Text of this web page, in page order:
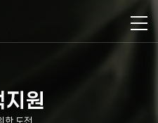
지원
한 도전